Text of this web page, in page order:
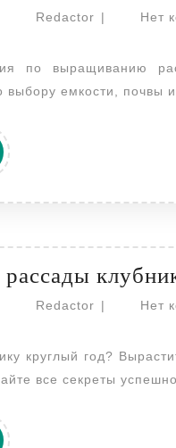
Redactor Redactor
| Нет
емкости, почвы и
Redactor Redactor
| Нет
все секреты